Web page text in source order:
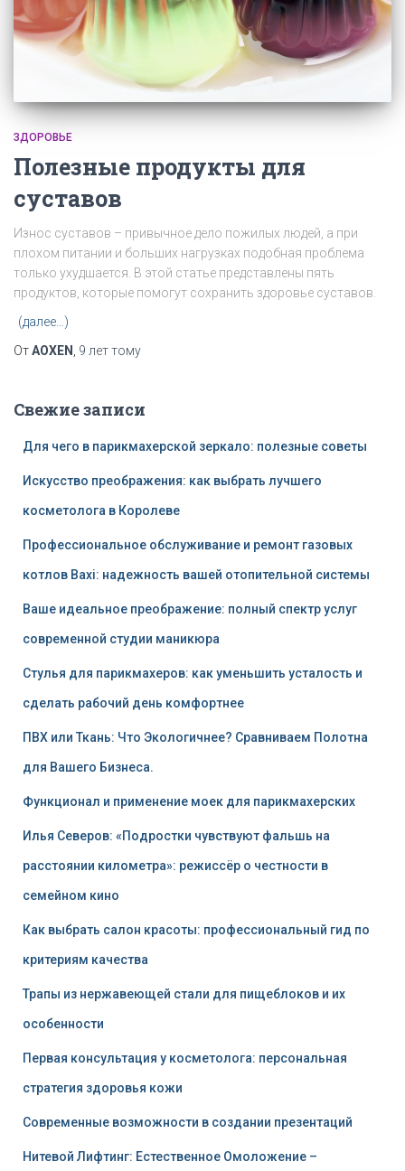
ЗДОРОВЬЕ
Полезные продукты для
суставов
Износ суставов – привычное дело пожилых людей, а при
плохом питании и больших нагрузках подобная проблема
только ухудшается. В этой статье представлены пять
продуктов, которые помогут сохранить здоровье суставов.
(далее…)
ОтAOXEN 9 леттому
Свежие записи
Для чего в парикмахерской зеркало: полезные советы
Искусство преображения: как выбрать лучшего
косметолога в Королеве
Профессиональное обслуживание и ремонт газовых
котлов Baxi: надежность вашей отопительной системы
Ваше идеальное преображение: полный спектр услуг
современной студии маникюра
Стулья для парикмахеров: как уменьшить усталость и
сделать рабочий день комфортнее
ПВХ или Ткань: Что Экологичнее? Сравниваем Полотна
для Вашего Бизнеса.
Функционал и применение моек для парикмахерских
Илья Северов: «Подростки чувствуют фальшь на
расстоянии километра»: режиссёр о честности в
семейном кино
Как выбрать салон красоты: профессиональный гид по
критериям качества
Трапы из нержавеющей стали для пищеблоков и их
особенности
Первая консультация у косметолога: персональная
стратегия здоровья кожи
Современные возможности в создании презентаций
Нитевой Лифтинг: Естественное Омоложение –